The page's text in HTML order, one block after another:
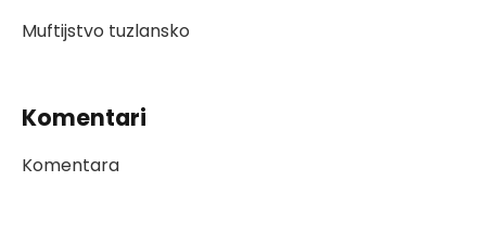
Muftijstvo tuzlansko
Komentari
Komentara